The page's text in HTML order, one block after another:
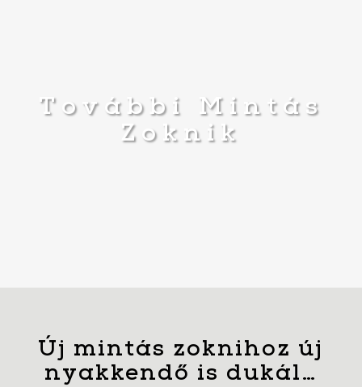
További Mintás
Zoknik
Új mintás zoknihoz új
nyakkendő is dukál…